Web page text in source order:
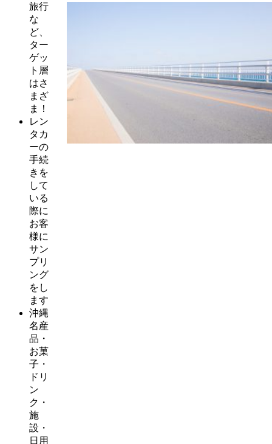
旅行
な
ど、
ター
ゲッ
ト層
はさ
まざ
ま！
レン
タカ
ーの
手続
きを
して
いる
際に
お客
様に
サン
プリ
ング
をし
ます
沖縄
名産
品・
お菓
子・
ドリ
ン
ク・
施
設・
日用